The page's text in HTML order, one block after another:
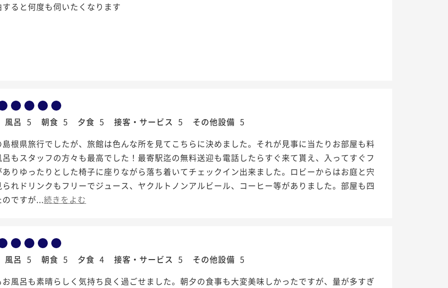
ると何度も伺いたくなります
風呂 5 朝食 5 夕食 5 接客・サービス 5 その他設備 5
根県旅行でしたが、旅館は色んな所を見てこちらに決めました。それが見事に当たりお部屋も料
もスタッフの方々も最高でした！最寄駅迄の無料送迎も電話したらすぐ来て貰え、入ってすぐフ
ありゆったりとした椅子に座りながら落ち着いてチェックイン出来ました。ロビーからはお庭と宍
れドリンクもフリーでジュース、ヤクルトノンアルビール、コーヒー等がありました。部屋も四
ですが...続きをよむ
風呂 5 朝食 5 夕食 4 接客・サービス 5 その他設備 5
お風呂も素晴らしく気持ち良く過ごせました。朝夕の食事も大変美味しかったですが、量が多すぎ